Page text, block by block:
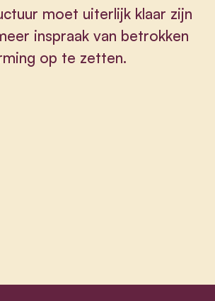
moet uiterlijk klaar zijn
inspraak van betrokken
op te zetten.